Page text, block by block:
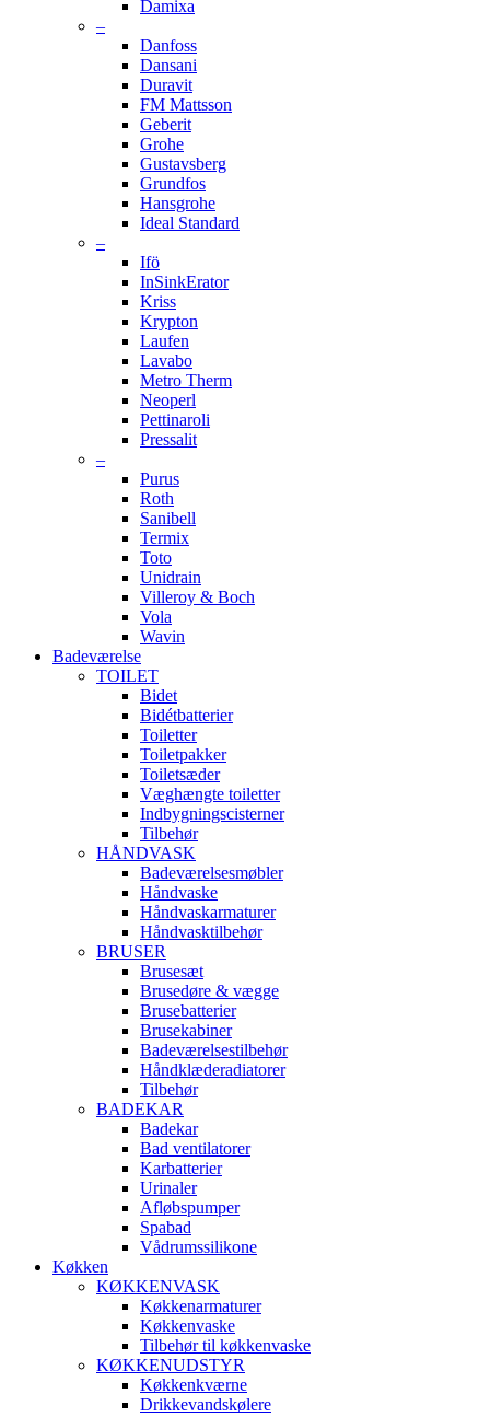
Damixa
–
Danfoss
Dansani
Duravit
FM Mattsson
Geberit
Grohe
Gustavsberg
Grundfos
Hansgrohe
Ideal Standard
–
Ifö
InSinkErator
Kriss
Krypton
Laufen
Lavabo
Metro Therm
Neoperl
Pettinaroli
Pressalit
–
Purus
Roth
Sanibell
Termix
Toto
Unidrain
Villeroy & Boch
Vola
Wavin
Badeværelse
TOILET
Bidet
Bidétbatterier
Toiletter
Toiletpakker
Toiletsæder
Væghængte toiletter
Indbygningscisterner
Tilbehør
HÅNDVASK
Badeværelsesmøbler
Håndvaske
Håndvaskarmaturer
Håndvasktilbehør
BRUSER
Brusesæt
Brusedøre & vægge
Brusebatterier
Brusekabiner
Badeværelsestilbehør
Håndklæderadiatorer
Tilbehør
BADEKAR
Badekar
Bad ventilatorer
Karbatterier
Urinaler
Afløbspumper
Spabad
Vådrumssilikone
Køkken
KØKKENVASK
Køkkenarmaturer
Køkkenvaske
Tilbehør til køkkenvaske
KØKKENUDSTYR
Køkkenkværne
Drikkevandskølere